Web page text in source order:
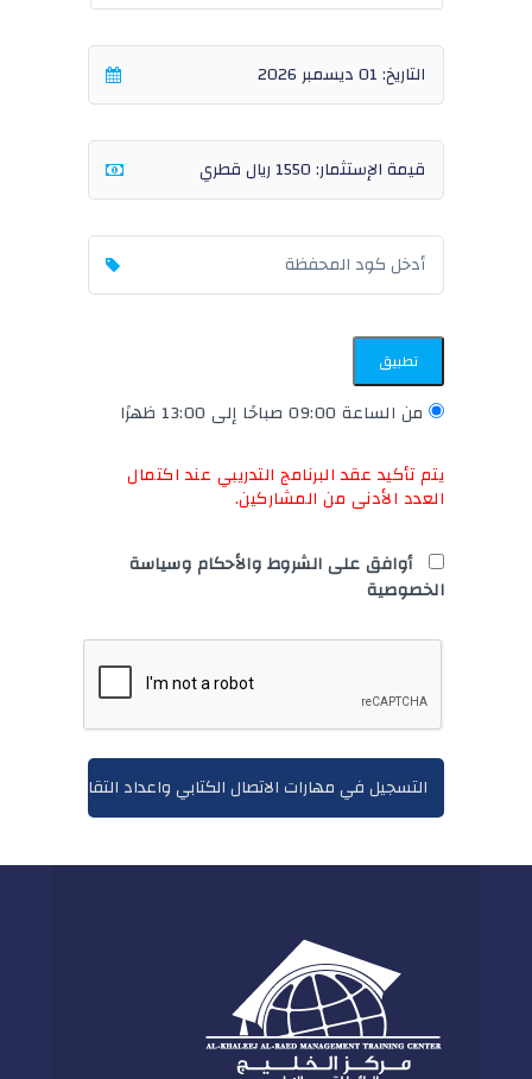
تطبيق
من الساعة 09:00 صباحًا إلى 13:00 ظهرًا
يتم تأكيد عقد البرنامج التدريبي عند اكتمال
العدد الأدنى من المشاركين.
أوافق على الشروط والأحكام وسياسة
الخصوصية